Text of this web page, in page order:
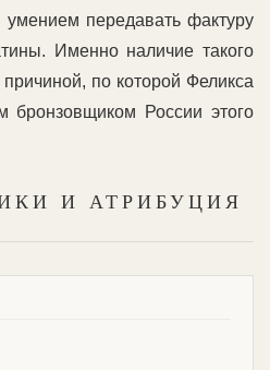
умением передавать фактуру
Именно наличие такого
по которой Феликса
бронзовщиком России этого
И АТРИБУЦИЯ